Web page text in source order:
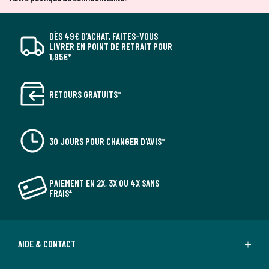
DÈS 49€ D’ACHAT, FAITES-VOUS
LIVRER EN POINT DE RETRAIT POUR
1,95€*
RETOURS GRATUITS*
30 JOURS POUR CHANGER D'AVIS*
PAIEMENT EN 2X, 3X OU 4X SANS
FRAIS*
AIDE & CONTACT